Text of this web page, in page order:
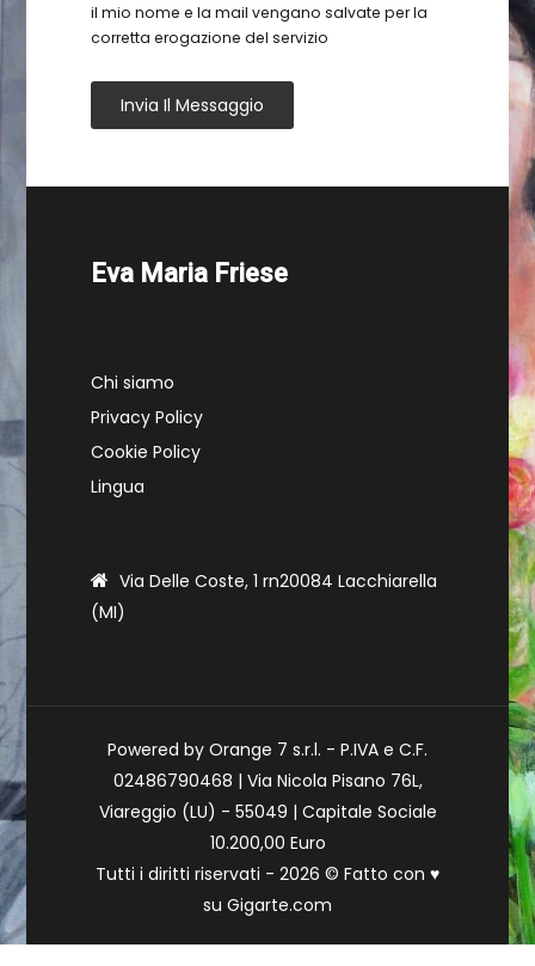
il mio nome e la mail vengano salvate per la
corretta erogazione del servizio
Invia Il Messaggio
Eva Maria Friese
Chi siamo
Privacy Policy
Cookie Policy
Lingua
Via Delle Coste, 1 rn20084 Lacchiarella
(MI)
Powered by Orange 7 s.r.l. - P.IVA e C.F.
02486790468 | Via Nicola Pisano 76L,
Viareggio (LU) - 55049 | Capitale Sociale
10.200,00 Euro
Tutti i diritti riservati - 2026 © Fatto con ♥
su Gigarte.com